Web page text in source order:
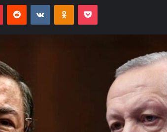
PinterestReddit VKontakteOdnoklassniki
Pocket